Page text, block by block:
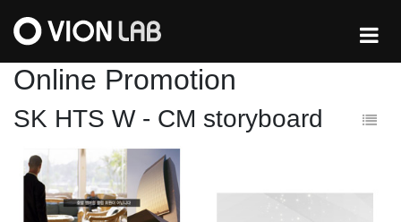
Online Promotion
SK HTS W - CM storyboard